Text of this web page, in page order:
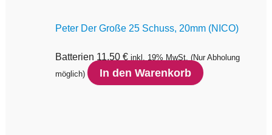
Peter Der Große 25 Schuss, 20mm (NICO)
Batterien 11,50 € inkl. 19% MwSt. (Nur Abholung
möglich)
In den Warenkorb